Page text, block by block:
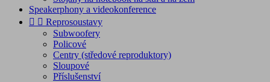
Speakerphony a videokonference
  Reprosoustavy
Subwoofery
Policové
Centry (středové reproduktory)
Sloupové
Příslušenství